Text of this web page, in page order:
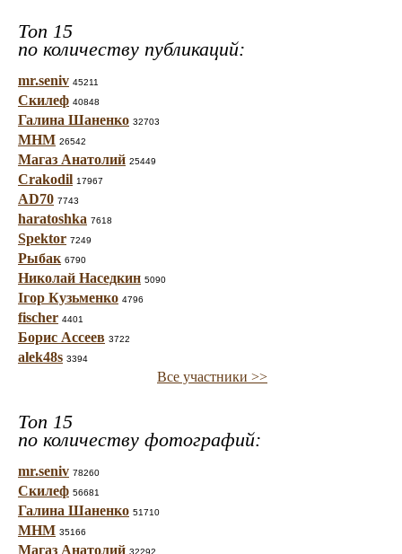
Топ 15
по количеству публикаций:
mr.seniv 45211
Скилеф 40848
Галина Шаненко 32703
МНМ 26542
Магаз Анатолий 25449
Crakodil 17967
AD70 7743
haratoshka 7618
Spektor 7249
Рыбак 6790
Николай Наседкин 5090
Ігор Кузьменко 4796
fischer 4401
Борис Ассеев 3722
alek48s 3394
Все участники >>
Топ 15
по количеству фотографий:
mr.seniv 78260
Скилеф 56681
Галина Шаненко 51710
МНМ 35166
Магаз Анатолий 32292